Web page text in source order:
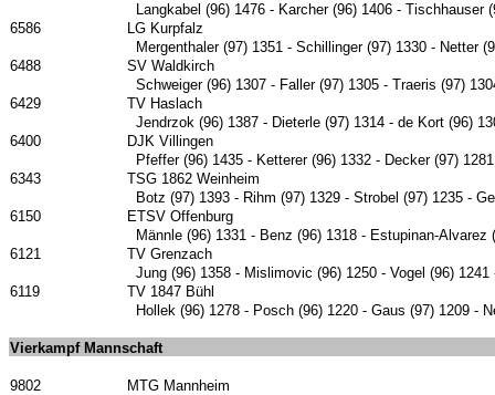
Langkabel (96) 1476 - Karcher (96) 1406 -
6586
LG Kurpfalz
Mergenthaler (97) 1351 - Schillinger (97) 1330 - Netter
6488
SV Waldkirch
Schweiger (96) 1307 - Faller (97) 1305 - Traeris (97)
6429
TV Haslach
Jendrzok (96) 1387 - Dieterle (97) 1314 - de Kort (96)
6400
DJK Villingen
Pfeffer (96) 1435 - Ketterer (96) 1332 - Decker (97)
6343
TSG 1862 Weinheim
Botz (97) 1393 - Rihm (97) 1329 - Strobel (97) 1235 -
6150
ETSV Offenburg
Männle (96) 1331 - Benz (96) 1318 - Estupinan-
6121
TV Grenzach
Jung (96) 1358 - Mislimovic (96) 1250 - Vogel (96)
6119
TV 1847 Bühl
Hollek (96) 1278 - Posch (96) 1220 - Gaus (97) 1209 -
Vierkampf Mannschaft
9802
MTG Mannheim